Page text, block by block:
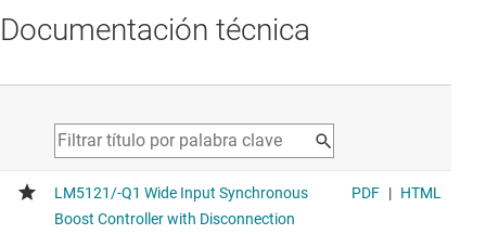
Documentación técnica